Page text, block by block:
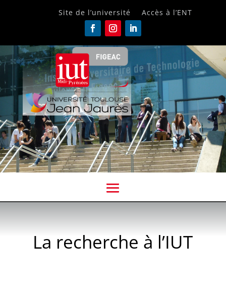
Site de l’université Accès à l’ENT
La recherche à l’IUT